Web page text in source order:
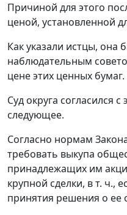
Причиной для этого
ценой, установленной
Как указали истцы, она
наблюдательным
цене этих ценных бумаг.
Суд округа согласился
следующее.
Согласно нормам
требовать выкупа
принадлежащих им
крупной сделки, в т. ч.,
принятия решения о ее